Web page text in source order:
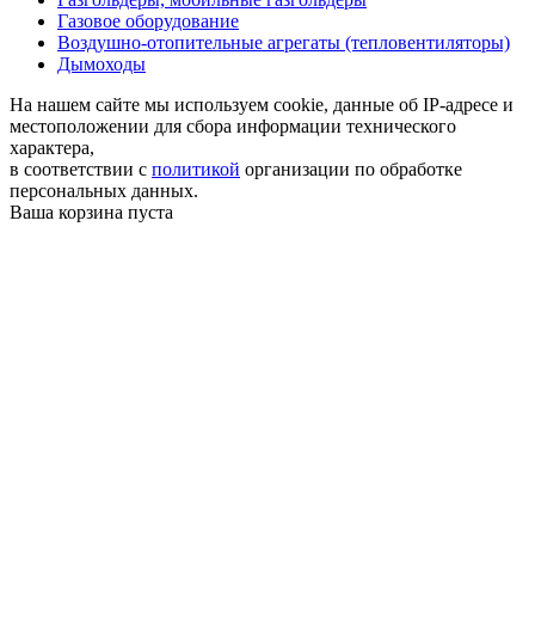
Газовое оборудование
Воздушно-отопительные агрегаты (тепловентиляторы)
Дымоходы
На нашем сайте мы используем cookie, данные об IP-адресе и
местоположении для сбора информации технического
характера,
в соответствии с политикой организации по обработке
персональных данных.
Ваша корзина пуста